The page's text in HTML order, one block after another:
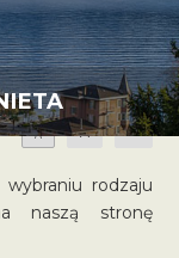
A A A
rodzaju
naszą stronę